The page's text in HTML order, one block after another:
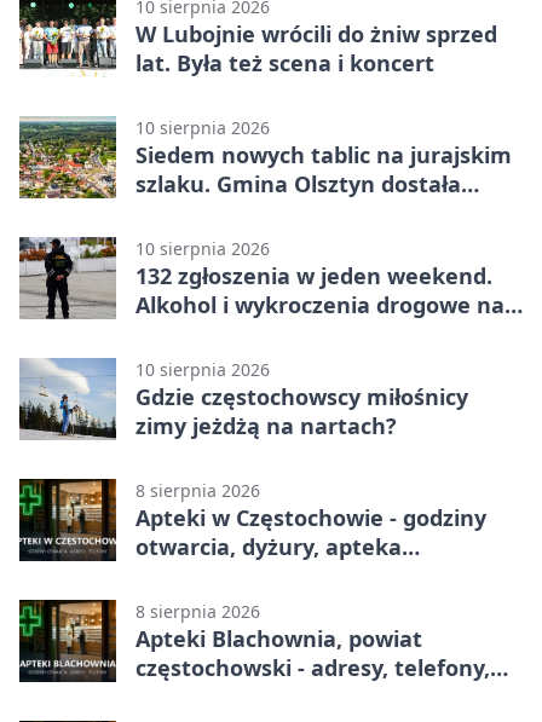
10 sierpnia 2026
W Lubojnie wrócili do żniw sprzed
lat. Była też scena i koncert
10 sierpnia 2026
Siedem nowych tablic na jurajskim
szlaku. Gmina Olsztyn dostała
10 sierpnia 2026
132 zgłoszenia w jeden weekend.
Alkohol i wykroczenia drogowe na
10 sierpnia 2026
Gdzie częstochowscy miłośnicy
zimy jeżdżą na nartach?
8 sierpnia 2026
Apteki w Częstochowie - godziny
otwarcia, dyżury, apteka
8 sierpnia 2026
Apteki Blachownia, powiat
częstochowski - adresy, telefony,